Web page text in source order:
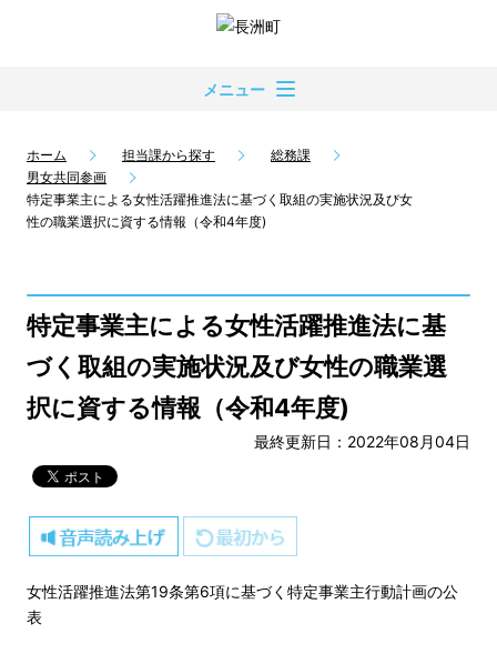
メニュー
ホーム 担当課から探す
総務課
男女共同参画
特定事業主による女性活躍推進法に基づく取組の実施状況及び女
性の職業選択に資する情報（令和4年度)
特定事業主による女性活躍推進法に基
づく取組の実施状況及び女性の職業選
択に資する情報（令和4年度)
最終更新日：2022年08月04日
女性活躍推進法第19条第6項に基づく特定事業主行動計画の公
表